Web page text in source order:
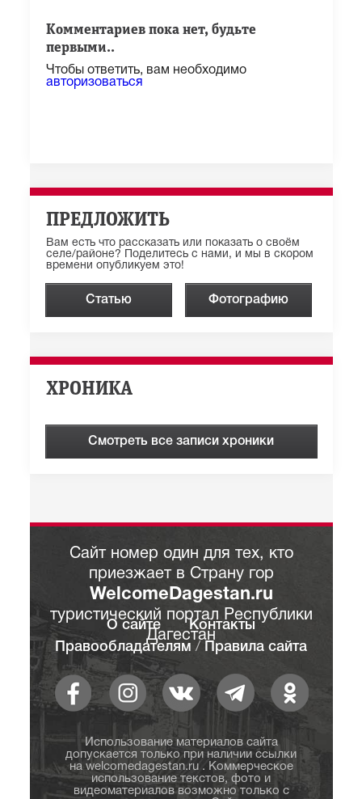
Комментариев пока нет, будьте
первыми..
Чтобы ответить, вам необходимо
авторизоваться
ПРЕДЛОЖИТЬ
Вам есть что рассказать или показать о своём
селе/районе? Поделитесь с нами, и мы в скором
времени опубликуем это!
Статью Фотографию
ХРОНИКА
Смотреть все записи хроники
Сайт номер один для тех, кто
приезжает в Страну гор
WelcomeDagestan.ru
туристический портал Республики
Дагестан
О сайте
Контакты
Правообладателям / Правила сайта
Использование материалов сайта
допускается только при наличии ссылки
на welcomedagestan.ru . Коммерческое
использование текстов, фото и
видеоматериалов возможно только с